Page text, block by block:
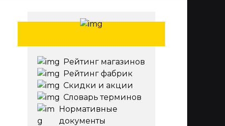
Рейтинг магазинов
Рейтинг фабрик
Скидки и акции
Словарь терминов
Нормативные
документы